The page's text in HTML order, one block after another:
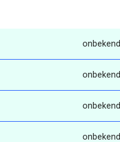
onbekend
onbekend